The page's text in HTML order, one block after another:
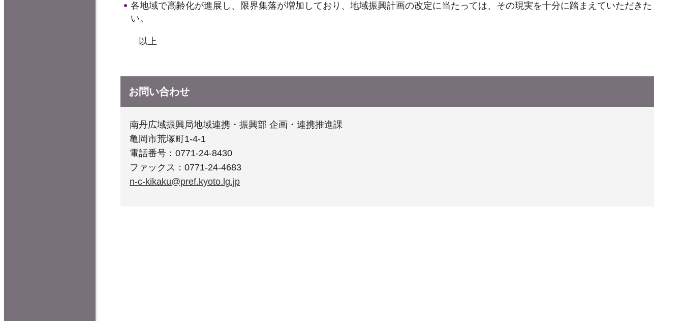
各地域で高齢化が進展し、限界集落が増加しており、地域振興計画の改定に当たっては、その現実を十分に踏まえていただきた
い。
以上
お問い合わせ
南丹広域振興局地域連携・振興部 企画・連携推進課
亀岡市荒塚町1-4-1
電話番号：0771-24-8430
ファックス：0771-24-4683
n-c-kikaku@pref.kyoto.lg.jp